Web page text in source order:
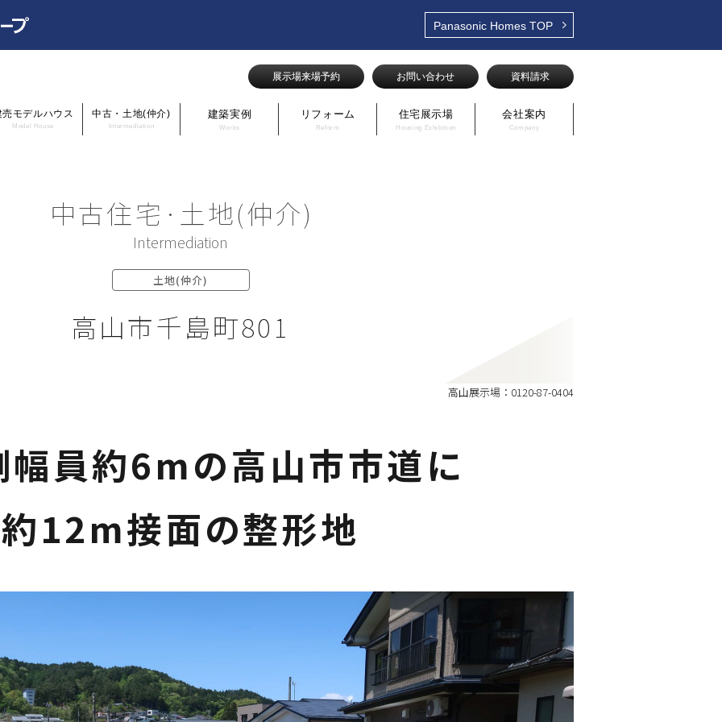
Panasonic Homes TOP
売モデルハウス
Model House
中古・土地(仲介)
Intermediation
建築実例
Works
リフォーム
Reform
住宅展示場
Housing Exhibition
会社案内
Company
展示場来場予約 お問い合わせ 資料請求
中古住宅·土地(仲介)
Intermediation
土地(仲介)
高山市千島町801
高山展示場：0120-87-0404
幅員約6mの高山市市道に
約12m接面の整形地